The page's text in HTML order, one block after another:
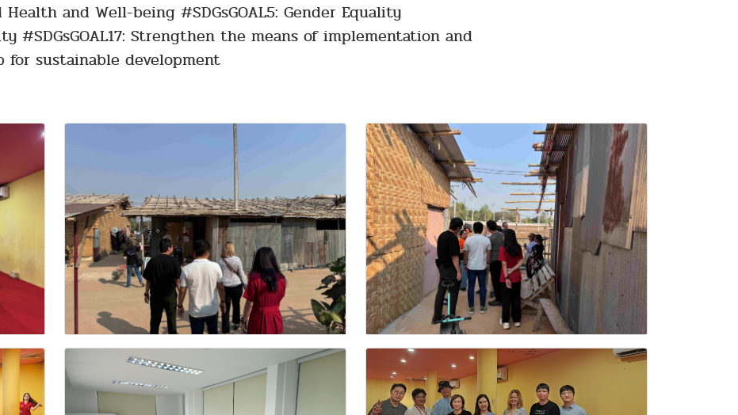
Health and Well-being #SDGsGOAL5: Gender Equality
#SDGsGOAL17: Strengthen the means of implementation and
sustainable development